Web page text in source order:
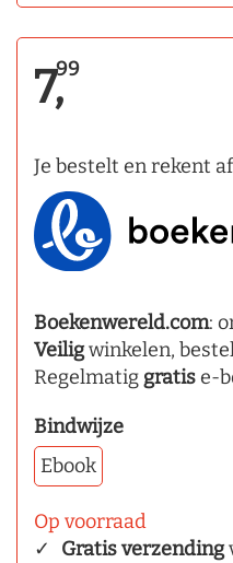
7,99
Je bestelt en rekent
Boekenwereld.com:
Veiligwinkelen,
Regelmatiggratise-
Bindwijze
Ebook
Op voorraad
Gratis verzending